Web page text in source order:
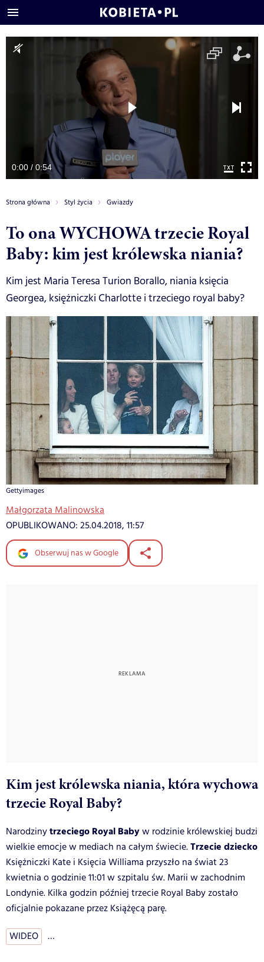
0:00 / 0:54
Strona główna Styl życia Gwiazdy
To ona WYCHOWA trzecie Royal
Baby: kim jest królewska niania?
Kim jest Maria Teresa Turion Borallo, niania księcia
Georgea, księżniczki Charlotte i trzeciego royal baby?
Gettyimages
Małgorzata Malinowska
OPUBLIKOWANO: 25.04.2018, 11:57
Obserwuj nas w Google
Kim jest królewska niania, która wychowa
trzecie Royal Baby?
Narodzinytrzeciego Royal Babyw rodzinie królewskiej budzi
wielkie emocje w mediach na całym świecie.Trzecie dziecko
Księżniczki Kate i Księcia Williama przyszło na świat 23
kwietnia o godzinie 11:01 w szpitalu św. Marii w zachodnim
Londynie. Kilka godzin później trzecie Royal Baby zostało
oficjalnie pokazane przez Książęcą parę.
WIDEO …